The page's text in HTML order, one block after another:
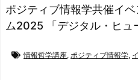
ポジティブ情報学共催イ
ム2025 「デジタル・ヒュ
情報哲学講座, ポジティブ情報学,